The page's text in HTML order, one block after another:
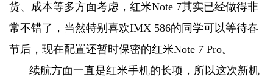
货、成本等多方面考虑，红米Note 7其实已经做得非
常不错了，当然特别喜欢IMX 586的同学可以等待春
节后，现在配置还暂时保密的红米Note 7 Pro。
续航方面一直是红米手机的长项，所以这次新机